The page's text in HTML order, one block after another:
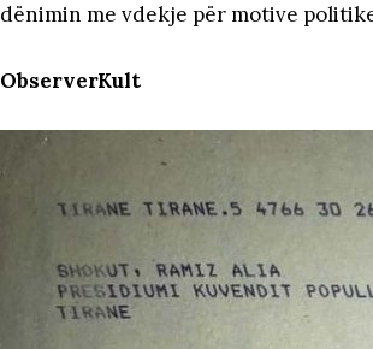
dënimin me vdekje për motive
ObserverKult